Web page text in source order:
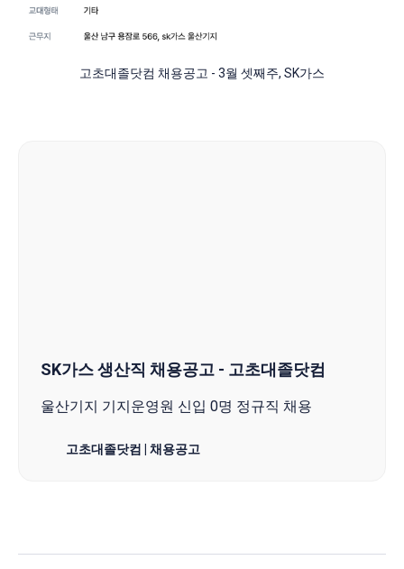
고초대졸닷컴 채용공고 - 3월 셋째주, SK가스
SK가스 생산직 채용공고 - 고초대졸닷컴
울산기지 기지운영원 신입 0명 정규직 채용
고초대졸닷컴 | 채용공고